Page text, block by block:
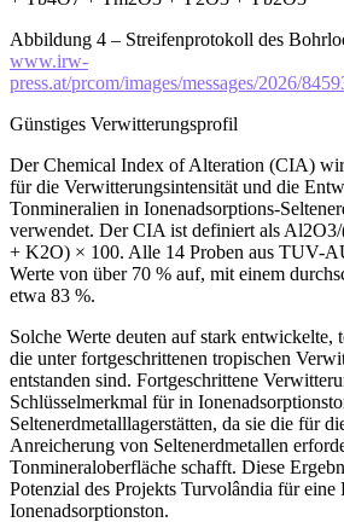
Abbildung 4 – Streifenprotokoll des
www.irw-
press.at/prcom/images/messages/2026/
Günstiges Verwitterungsprofil
Der Chemical Index of Alteration (CIA)
für die Verwitterungsintensität und die
Tonmineralien in Ionenadsorptions-
verwendet. Der CIA ist definiert als
+ K2O) × 100. Alle 14 Proben aus TUV-
Werte von über 70 % auf, mit einem
etwa 83 %.
Solche Werte deuten auf stark entwickelte,
die unter fortgeschrittenen tropischen
entstanden sind. Fortgeschrittene
Schlüsselmerkmal für in
Seltenerdmetalllagerstätten, da sie die für
Anreicherung von Seltenerdmetallen
Tonmineraloberfläche schafft. Diese
Potenzial des Projekts Turvolândia für
Ionenadsorptionston.